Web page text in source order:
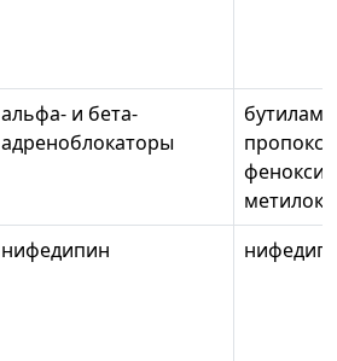
альфа- и бета-
адреноблокаторы
нифедипин